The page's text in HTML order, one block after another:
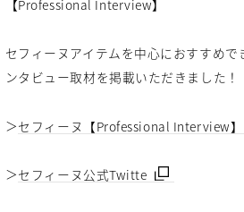
【Professional Interview】
セフィーヌアイテムを中心におすすめ
ンタビュー取材を掲載いただきました！
＞セフィーヌ【Professional Interview】
＞セフィーヌ公式Twitte